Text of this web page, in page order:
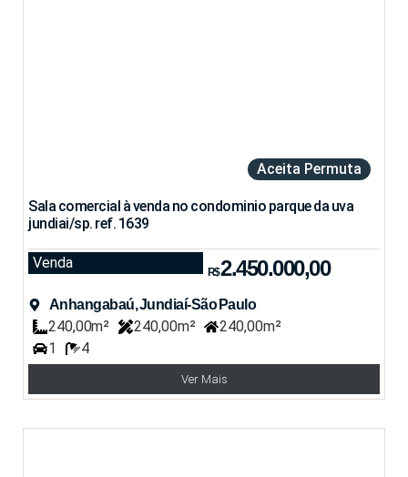
Aceita Permuta
Sala comercial à venda no condominio parque da uva
jundiai/sp. ref. 1639
Venda
R$2.450.000,00
Anhangabaú, Jundiaí-São Paulo
240,00m² 240,00m²
240,00m²
1
4
Ver Mais